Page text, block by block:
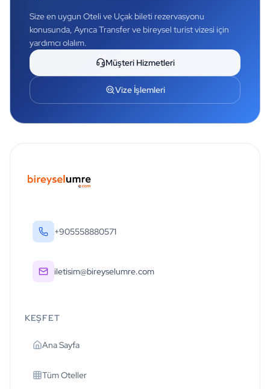
Size en uygun Oteli ve Uçak bileti rezervasyonu
konusunda, Ayrıca Transfer ve bireysel turist vizesi için
yardımcı olalım.
Müşteri Hizmetleri
Vize İşlemleri
+905558880571
iletisim@bireyselumre.com
KEŞFET
Ana Sayfa
Tüm Oteller